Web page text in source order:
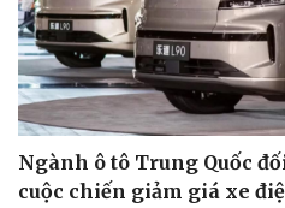
Ngành ô tô Trung Quốc
cuộc chiến giảm giá xe